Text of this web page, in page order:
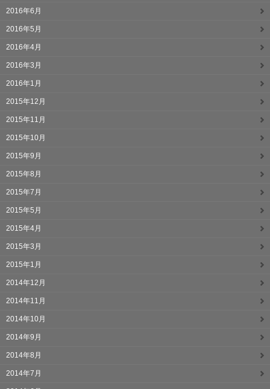
2016年6月
2016年5月
2016年4月
2016年3月
2016年1月
2015年12月
2015年11月
2015年10月
2015年9月
2015年8月
2015年7月
2015年5月
2015年4月
2015年3月
2015年1月
2014年12月
2014年11月
2014年10月
2014年9月
2014年8月
2014年7月